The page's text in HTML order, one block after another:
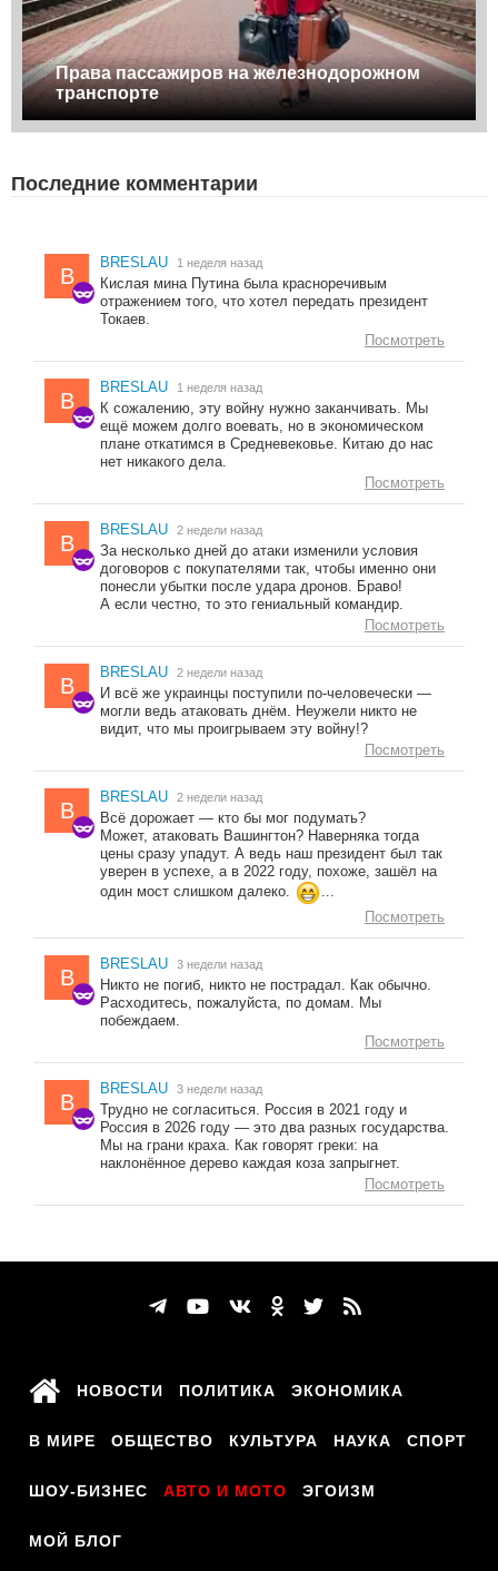
Права пассажиров на железнодорожном
транспорте
Последние комментарии
B
BRESLAU 1 неделя назад
Кислая мина Путина была красноречивым
отражением того, что хотел передать президент
Токаев.
Посмотреть
B
BRESLAU 1 неделя назад
К сожалению, эту войну нужно заканчивать. Мы
ещё можем долго воевать, но в экономическом
плане откатимся в Средневековье. Китаю до нас
нет никакого дела.
Посмотреть
B
BRESLAU 2 недели назад
За несколько дней до атаки изменили условия
договоров с покупателями так, чтобы именно они
понесли убытки после удара дронов. Браво!
А если честно, то это гениальный командир.
Посмотреть
B
BRESLAU 2 недели назад
И всё же украинцы поступили по-человечески —
могли ведь атаковать днём. Неужели никто не
видит, что мы проигрываем эту войну!?
Посмотреть
B
BRESLAU 2 недели назад
Всё дорожает — кто бы мог подумать?
Может, атаковать Вашингтон? Наверняка тогда
цены сразу упадут. А ведь наш президент был так
уверен в успехе, а в 2022 году, похоже, зашёл на
один мост слишком далеко.
...
Посмотреть
B
BRESLAU 3 недели назад
Никто не погиб, никто не пострадал. Как обычно.
Расходитесь, пожалуйста, по домам. Мы
побеждаем.
Посмотреть
B
BRESLAU 3 недели назад
Трудно не согласиться. Россия в 2021 году и
Россия в 2026 году — это два разных государства.
Мы на грани краха. Как говорят греки: на
наклонённое дерево каждая коза запрыгнет.
Посмотреть
НОВОСТИ ПОЛИТИКА ЭКОНОМИКА
В МИРЕ ОБЩЕСТВО КУЛЬТУРА НАУКА СПОРТ
ШОУ-БИЗНЕС АВТО И МОТО ЭГОИЗМ
МОЙ БЛОГ